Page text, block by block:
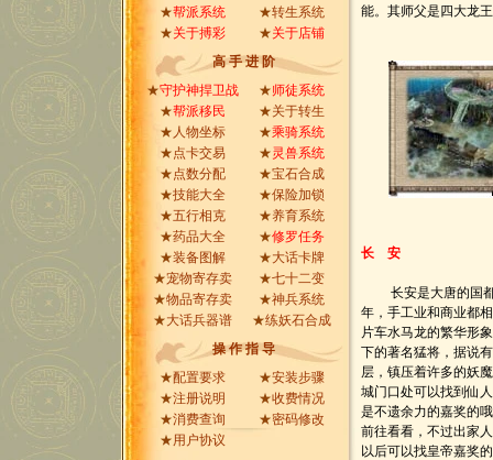
★帮派系统 ★转生系统
★关于搏彩 ★关于店铺
高 手 进 阶
★守护神捍卫战 ★师徒系统
★帮派移民 ★关于转生
★ 人物坐标 ★乘骑系统
★点卡交易 ★灵兽系统
★点数分配 ★宝石合成
★技能大全 ★保险加锁
★五行相克 ★养育系统
★药品大全 ★修罗任务
★装备图解 ★大话卡牌
★宠物寄存卖 ★七十二变
★物品寄存卖 ★神兵系统
★大话兵器谱 ★练妖石合成
操 作 指 导
★配置要求 ★安装步骤
★注册说明 ★收费情况
★消费查询 ★密码修改
★用户协议
能。其师父是四大龙
长 安
长安是大唐的国都
年，手工业和商业都
片车水马龙的繁华形
下的著名猛将，据说
层，镇压着许多的妖
城门口处可以找到仙人
是不遗余力的嘉奖的
前往看看，不过出家
以后可以找皇帝嘉奖